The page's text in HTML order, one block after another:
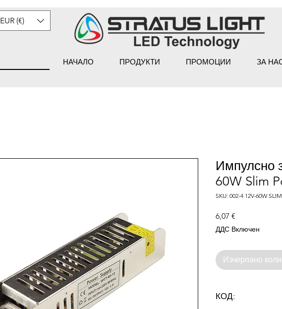
EUR (€)
НАЧАЛО ПРОДУКТИ ПРОМОЦИИ ЗА
Импулсно
60W Slim
SKU: 002-4 12V-60W SLIM
6,07 €
ДДС Включен
Изчерпано
КОД: